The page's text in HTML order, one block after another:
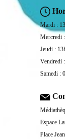
Mardi :
Mercredi
Jeudi :
Vendredi
Samedi :
Espace
Place